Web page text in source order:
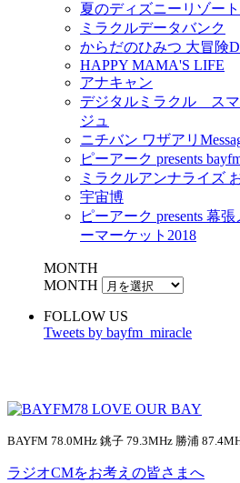
夏のディズニーリゾー
ミラクルデータバンク
からだのひみつ 大冒険
HAPPY MAMA'S LIFE
アナキャン
デジタルミラクル ス
ジュ
ニチバン ワザアリ
ピーアーク presents
ミラクルアンナライズ
宇宙博
ピーアーク presents 幕
ーマーケット2018
MONTH
MONTH
FOLLOW US
Tweets by bayfm_miracle
BAYFM 78.0MHz 銚子 79.3MHz 勝浦
ラジオCMをお考えの皆さまへ